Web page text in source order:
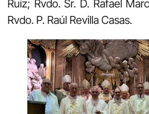
Ruiz; Rvdo. Sr. D. Rafael
Rvdo. P. Raúl Revilla Casas.